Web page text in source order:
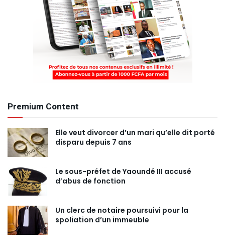
Premium Content
Elle veut divorcer d’un mari qu’elle dit porté
disparu depuis 7 ans
Le sous-préfet de Yaoundé III accusé
d’abus de fonction
Un clerc de notaire poursuivi pour la
spoliation d’un immeuble